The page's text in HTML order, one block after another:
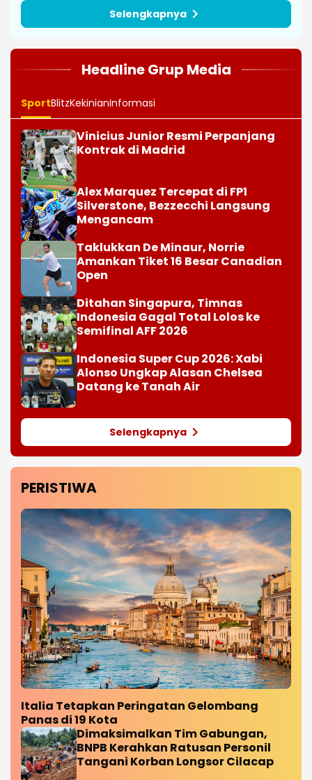
Selengkapnya
Headline Grup Media
SportBlitzKekinianInformasi
Vinicius Junior Resmi Perpanjang
Kontrak di Madrid
Alex Marquez Tercepat di FP1
Silverstone, Bezzecchi Langsung
Mengancam
Taklukkan De Minaur, Norrie
Amankan Tiket 16 Besar Canadian
Open
Ditahan Singapura, Timnas
Indonesia Gagal Total Lolos ke
Semifinal AFF 2026
Indonesia Super Cup 2026: Xabi
Alonso Ungkap Alasan Chelsea
Datang ke Tanah Air
Selengkapnya
PERISTIWA
Italia Tetapkan Peringatan Gelombang
Panas di 19 Kota
Dimaksimalkan Tim Gabungan,
BNPB Kerahkan Ratusan Personil
Tangani Korban Longsor Cilacap